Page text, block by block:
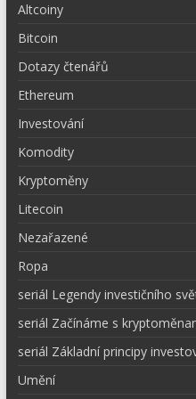
Altcoiny
Bitcoin
Dotazy čtenářů
Ethereum
Investování
Komodity
Kryptoměny
Litecoin
Nezařazené
Ropa
seriál Legendy investičního
seriál Začínáme s
seriál Základní principy
Umění